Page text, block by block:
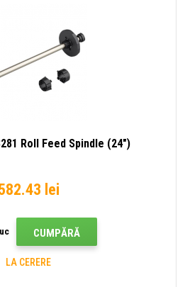
Roll Feed Spindle (24")
lei
CUMPĂRĂ
LA CERERE